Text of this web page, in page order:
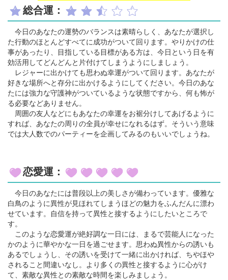
総合運：
今日のあなたの運勢のバランスは素晴らしく、あなたが選択し
た行動のほとんどすべてに成功がついて回ります。やりかけの仕
事があったり、目指している目標がある方は、今日という日を有
効活用してどんどんと片付けてしまうようにしましょう。
レジャーに出かけても思わぬ幸運がついて回ります。あなたが
好きな場所へと存分に出かけるようにしてください。今日のあな
たには強力な守護神がついているような状態ですから、何も怖が
る必要などありません。
周囲の友人などにもあなたの幸運をお裾分けしてあげるように
すれば、あなたの周りの全員が幸せになれるはず。そういう意味
では大人数でのパーティーを企画してみるのもいいでしょうね。
恋愛運：
今日のあなたには普段以上の美しさが備わっています。優雅な
白鳥のように異性が見ほれてしまうほどの魅力をふんだんに漂わ
せています。自信を持って異性と接するようにしたいところで
す。
このような恋愛運が絶好調な一日には、まるで芸能人になった
かのように華やかな一日を過ごせます。思わぬ異性からの誘いも
あるでしょうし、その誘いを受けて一緒に出かければ、ちやほや
されること間違いなし。より多くの異性と接するように心がけ
て、素敵な異性との素敵な時間を楽しみましょう。